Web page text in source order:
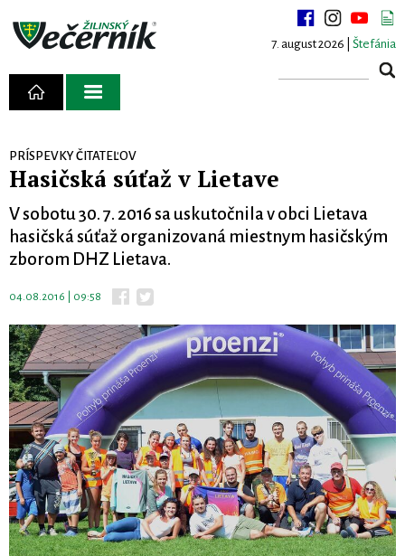
7. august 2026 | Štefánia
PRÍSPEVKY ČITATEĽOV
Hasičská súťaž v Lietave
V sobotu 30. 7. 2016 sa uskutočnila v obci Lietava
hasičská súťaž organizovaná miestnym hasičským
zborom DHZ Lietava.
04.08.2016 | 09:58